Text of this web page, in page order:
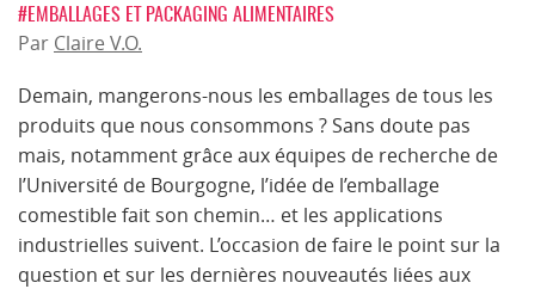
#EMBALLAGES ET PACKAGING ALIMENTAIRES
Par Claire V.O.
Demain, mangerons-nous les emballages de tous les
produits que nous consommons ? Sans doute pas
mais, notamment grâce aux équipes de recherche de
l’Université de Bourgogne, l’idée de l’emballage
comestible fait son chemin… et les applications
industrielles suivent. L’occasion de faire le point sur la
question et sur les dernières nouveautés liées aux